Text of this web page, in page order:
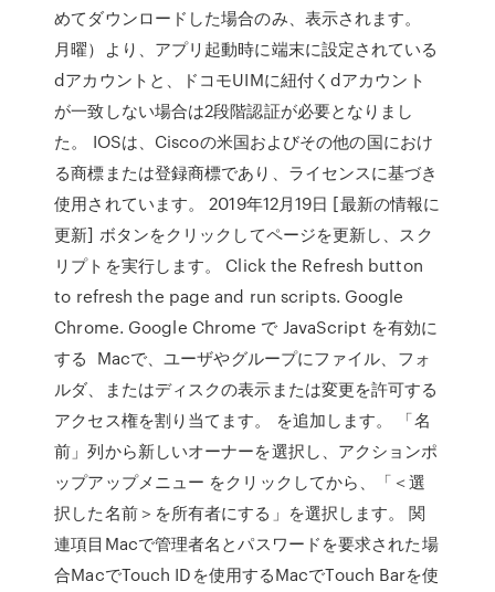
めてダウンロードした場合のみ、表示されます。
月曜）より、アプリ起動時に端末に設定されている
dアカウントと、ドコモUIMに紐付くdアカウント
が一致しない場合は2段階認証が必要となりまし
た。 IOSは、Ciscoの米国およびその他の国におけ
る商標または登録商標であり、ライセンスに基づき
使用されています。 2019年12月19日 [最新の情報に
更新] ボタンをクリックしてページを更新し、スク
リプトを実行します。 Click the Refresh button
to refresh the page and run scripts. Google
Chrome. Google Chrome で JavaScript を有効に
する Macで、ユーザやグループにファイル、フォ
ルダ、またはディスクの表示または変更を許可する
アクセス権を割り当てます。 を追加します。 「名
前」列から新しいオーナーを選択し、アクションポ
ップアップメニュー をクリックしてから、「＜選
択した名前＞を所有者にする」を選択します。 関
連項目Macで管理者名とパスワードを要求された場
合MacでTouch IDを使用するMacでTouch Barを使